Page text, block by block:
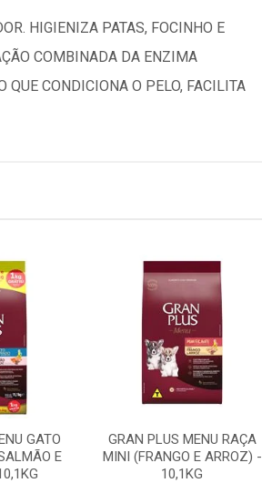
HIGIENIZA PATAS, FOCINHO E
COMBINADA DA ENZIMA
QUE CONDICIONA O PELO, FACILITA
GATO
E
GRAN PLUS MENU RAÇA
MINI (FRANGO E ARROZ) -
10,1KG